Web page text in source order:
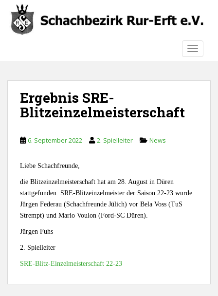
Ergebnis SRE-
Blitzeinzelmeisterschaft
6. September 2022 2. Spielleiter News
Liebe Schachfreunde,
die Blitzeinzelmeisterschaft hat am 28. August in Düren
stattgefunden. SRE-Blitzeinzelmeister der Saison 22-23 wurde
Jürgen Federau (Schachfreunde Jülich) vor Bela Voss (TuS
Strempt) und Mario Voulon (Ford-SC Düren).
Jürgen Fuhs
2. Spielleiter
SRE-Blitz-Einzelmeisterschaft 22-23